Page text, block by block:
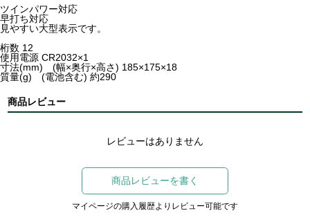
ツインパワー対応
早打ち対応
見やすい大型表示です。
桁数 12
使用電源 CR2032×1
寸法(mm) (幅×奥行×高さ) 185×175×18
質量(g) (電池含む) 約290
商品レビュー
レビューはありません
商品レビューを書く
マイページの購入履歴よりレビュー可能です